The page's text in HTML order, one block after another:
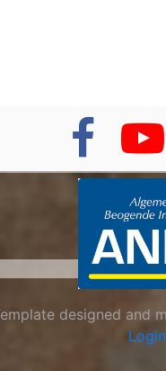
Partner
designed and
Login